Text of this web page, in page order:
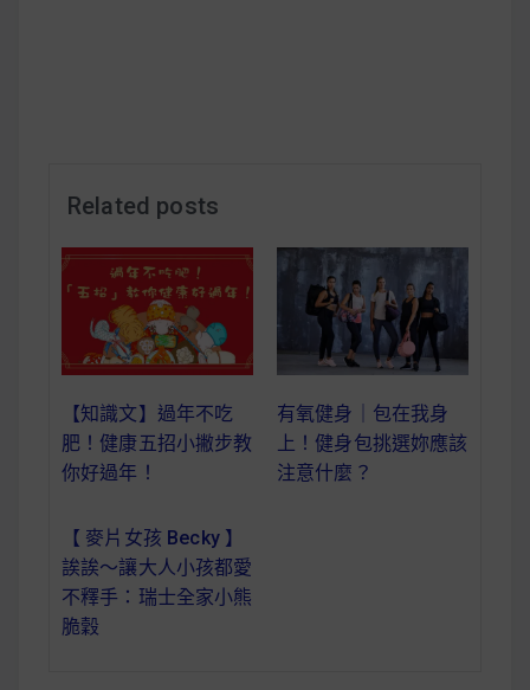
七大經典健身疑問，不要再被這些問題困擾
啦！
減醣食材推薦
減醣料理食譜
蔬食純素營養
Related posts
【知識文】過年不吃
肥！健康五招小撇步教
你好過年！
有氧健身｜包在我身
上！健身包挑選妳應該
注意什麼？
【 麥片女孩 Becky 】
誒誒～讓大人小孩都愛
不釋手：瑞士全家小熊
脆穀